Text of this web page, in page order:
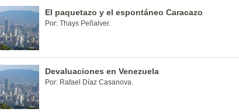
El paquetazo y el espontáneo Caracazo
Por: Thays Peñalver.
Devaluaciones en Venezuela
Por: Rafael Díaz Casanova.